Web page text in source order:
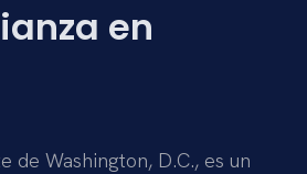
en
de Washington, D.C., es un